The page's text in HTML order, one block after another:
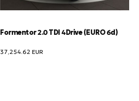
Formentor 2.0 TDI 4Drive (EURO 6d)
37,254.62EUR